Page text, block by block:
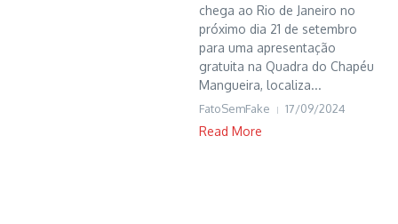
chega ao Rio de Janeiro no
próximo dia 21 de setembro
para uma apresentação
gratuita na Quadra do Chapéu
Mangueira, localiza...
FatoSemFake 17/09/2024
Read More